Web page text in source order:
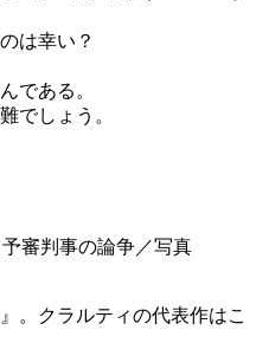
は幸い？
である。
でしょう。
審判事の論争／写真
。クラルティの代表作はこ